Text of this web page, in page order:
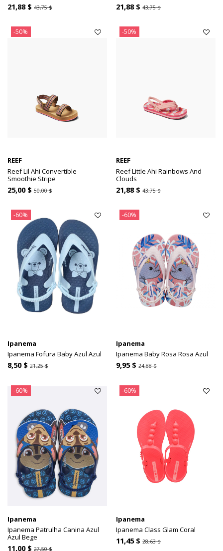
21,88 $ 43,75 $ 21,88 $43,75 $
-50%
REEF
Reef Lil Ahi Convertible
Smoothie Stripe
25,00 $ 50,00 $
-50%
REEF
Reef Little Ahi Rainbows And
Clouds
21,88 $43,75 $
-60%
Ipanema
Ipanema Fofura Baby Azul Azul
8,50 $ 21,25 $
-60%
Ipanema
Ipanema Baby Rosa Rosa Azul
9,95 $24,88 $
-60%
Ipanema
Ipanema Patrulha Canina Azul
Azul Bege
11,00 $ 27,50 $
-60%
Ipanema
Ipanema Class Glam Coral
11,45 $28,63 $